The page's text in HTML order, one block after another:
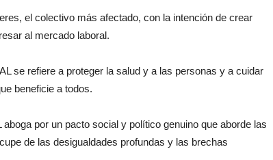
el colectivo más afectado, con la intención de crear
al mercado laboral.
se refiere a proteger la salud y a las personas y a cuidar
beneficie a todos.
por un pacto social y político genuino que aborde las
de las desigualdades profundas y las brechas